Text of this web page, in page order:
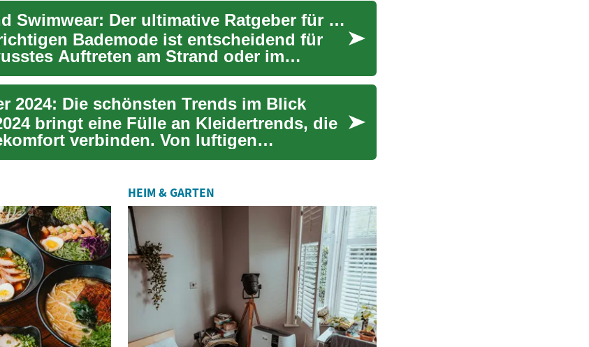
Bademode und Swimwear: Der ultimative Ratgeber für perfekte Passform und Stil
Bademode ist entscheidend für
Auftreten am Strand oder im
Vers...
2024: Die schönsten Trends im Blick
bringt eine Fülle an Kleidertrends, die
verbinden. Von luftigen
HEIM & GARTEN